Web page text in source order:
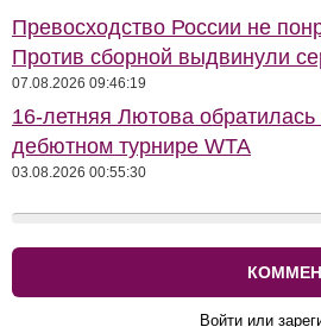
Превосходство России не
Против сборной выдвинули
07.08.2026 09:46:19
16-летняя Лютова
дебютном турнире WTA
03.08.2026 00:55:30
Войти или